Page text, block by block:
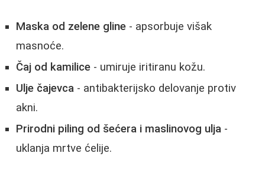
Maska od zelene gline - apsorbuje višak
masnoće.
Čaj od kamilice - umiruje iritiranu kožu.
Ulje čajevca - antibakterijsko delovanje protiv
akni.
Prirodni piling od šećera i maslinovog ulja -
uklanja mrtve ćelije.